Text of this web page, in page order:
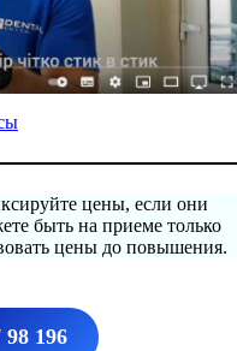
цены, если они
быть на приеме только
цены до повышения.
98 196